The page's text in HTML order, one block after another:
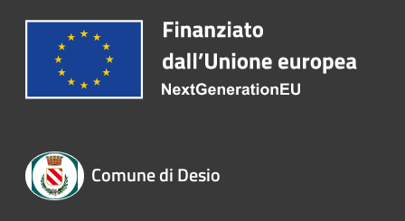
Comune di Desio